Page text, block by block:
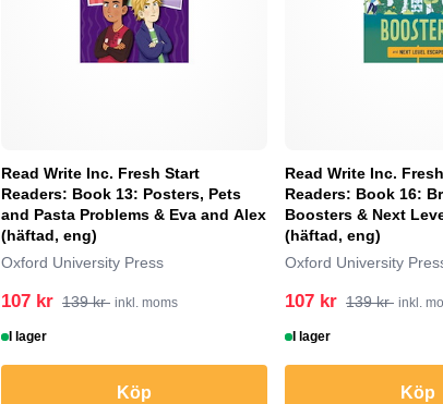
Read Write Inc. Fresh Start
Readers: Book 13: Posters, Pets
and Pasta Problems & Eva and Alex
(häftad, eng)
Oxford University Press
107 kr 139 kr inkl. moms
I lager
Köp
Read Write Inc.
Readers: Book 16:
Boosters & Next
(häftad, eng)
Oxford University
107 kr 139 kr inkl.
I lager
Köp